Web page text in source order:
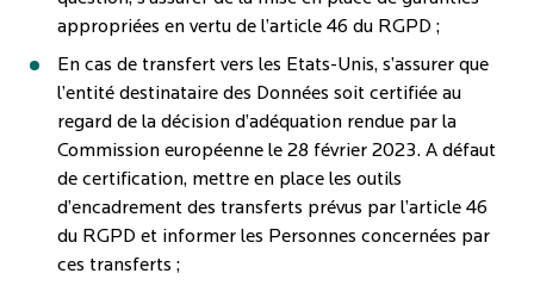
appropriées en vertu de l’article 46 du RGPD ;
En cas de transfert vers les Etats-Unis, s’assurer que
l’entité destinataire des Données soit certifiée au
regard de la décision d’adéquation rendue par la
Commission européenne le 28 février 2023. A défaut
de certification, mettre en place les outils
d’encadrement des transferts prévus par l’article 46
du RGPD et informer les Personnes concernées par
ces transferts ;
pouvez consulternotre politique de données
personnelles.
ENVOYER
contacter par email à dpo@praemiareim.com. Pour plus
d'informations, vous pouvez consulter
notre politique
de données personnelles.
nous contacter par email à dpo@praemiareim.com. Pour
plus d'informations, vous pouvez consulter
politique de données personnelles.